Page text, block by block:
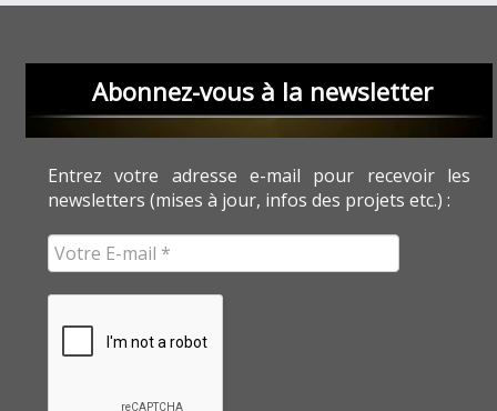
Abonnez-vous à la newsletter
Entrez votre adresse e-mail pour recevoir les
newsletters (mises à jour, infos des projets etc.) :